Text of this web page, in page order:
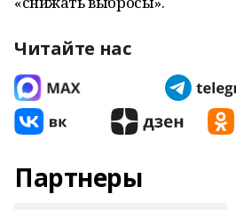
Читайте нас
Партнеры